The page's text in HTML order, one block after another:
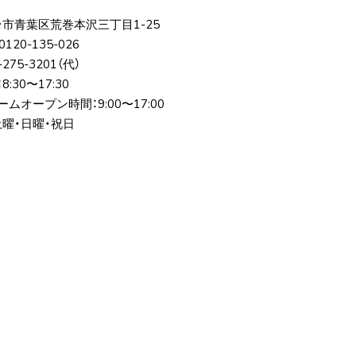
市⻘葉区荒巻本沢三丁⽬1-25
135-026
3201 （代）
8:30〜17:30
ムオープン時間：9:00〜17:00
・日曜・祝日